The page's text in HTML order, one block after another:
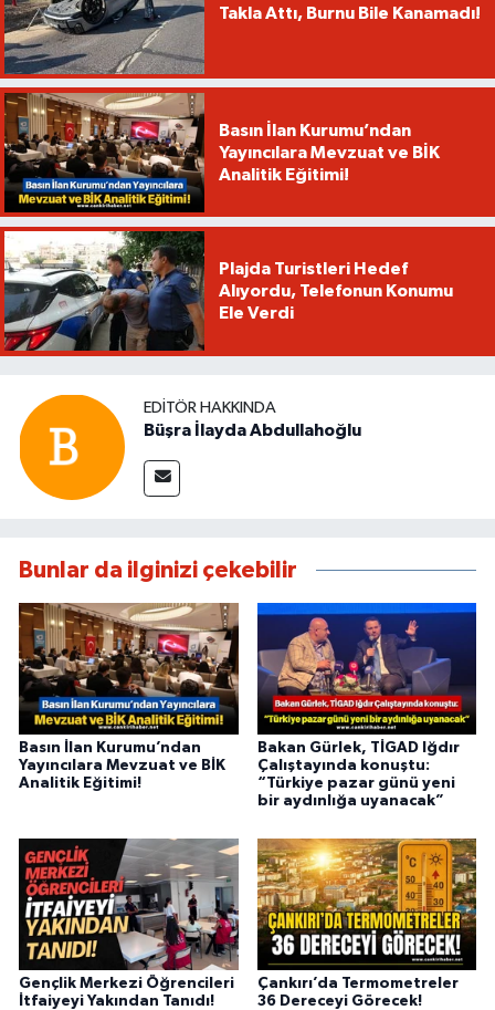
Takla Attı, Burnu Bile Kanamadı!
Basın İlan Kurumu’ndan
Yayıncılara Mevzuat ve BİK
Analitik Eğitimi!
Plajda Turistleri Hedef
Alıyordu, Telefonun Konumu
Ele Verdi
EDITÖR HAKKINDA
Büşra İlayda Abdullahoğlu
Bunlar da ilginizi çekebilir
Basın İlan Kurumu’ndan
Yayıncılara Mevzuat ve BİK
Analitik Eğitimi!
Bakan Gürlek, TİGAD Iğdır
Çalıştayında konuştu:
“Türkiye pazar günü yeni
bir aydınlığa uyanacak”
Gençlik Merkezi Öğrencileri
İtfaiyeyi Yakından Tanıdı!
Çankırı’da Termometreler
36 Dereceyi Görecek!